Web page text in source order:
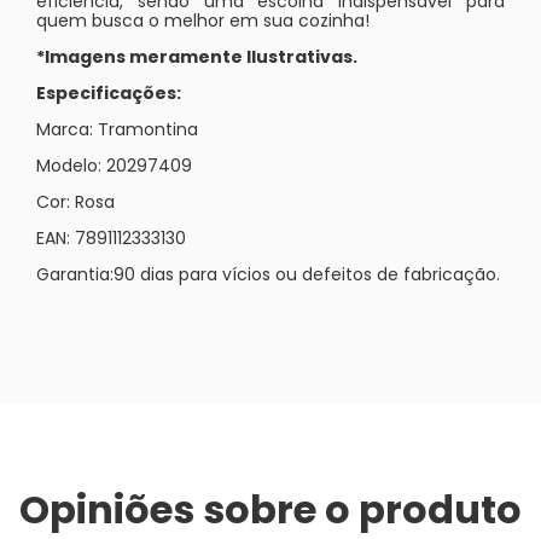
quem busca o melhor em sua cozinha!
*Imagens meramente Ilustrativas.
Especificações:
Marca: Tramontina
Modelo: 20297409
Cor: Rosa
EAN: 7891112333130
Garantia:90 dias para vícios ou defeitos de fabricação.
Opiniões sobre o produto